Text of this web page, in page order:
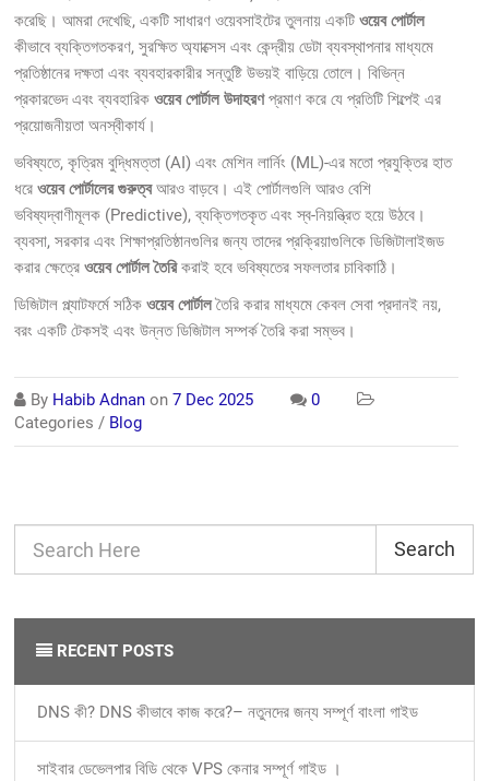
করেছি। আমরা দেখেছি, একটি সাধারণ ওয়েবসাইটের তুলনায় একটিওয়েব পোর্টাল
কীভাবে ব্যক্তিগতকরণ, সুরক্ষিত অ্যাক্সেস এবং কেন্দ্রীয় ডেটা ব্যবস্থাপনার মাধ্যমে
প্রতিষ্ঠানের দক্ষতা এবং ব্যবহারকারীর সন্তুষ্টি উভয়ই বাড়িয়ে তোলে। বিভিন্ন
প্রকারভেদ এবং ব্যবহারিকওয়েব পোর্টাল উদাহরণপ্রমাণ করে যে প্রতিটি শিল্পেই এর
প্রয়োজনীয়তা অনস্বীকার্য।
ভবিষ্যতে, কৃত্রিম বুদ্ধিমত্তা (AI) এবং মেশিন লার্নিং (ML)-এর মতো প্রযুক্তির হাত
ধরেওয়েব পোর্টালের গুরুত্বআরও বাড়বে। এই পোর্টালগুলি আরও বেশি
ভবিষ্যদ্বাণীমূলক (Predictive), ব্যক্তিগতকৃত এবং স্ব-নিয়ন্ত্রিত হয়ে উঠবে।
ব্যবসা, সরকার এবং শিক্ষাপ্রতিষ্ঠানগুলির জন্য তাদের প্রক্রিয়াগুলিকে ডিজিটালাইজড
করার ক্ষেত্রেওয়েব পোর্টাল তৈরিকরাই হবে ভবিষ্যতের সফলতার চাবিকাঠি।
ডিজিটাল প্ল্যাটফর্মে সঠিকওয়েব পোর্টালতৈরি করার মাধ্যমে কেবল সেবা প্রদানই নয়,
বরং একটি টেকসই এবং উন্নত ডিজিটাল সম্পর্ক তৈরি করা সম্ভব।
By Habib Adnan on7 Dec 2025
0
Categories / Blog
Search
RECENT POSTS
DNS কী? DNS কীভাবে কাজ করে?– নতুনদের জন্য সম্পূর্ণ বাংলা গাইড
সাইবার ডেভেলপার বিডি থেকে VPS কেনার সম্পূর্ণ গাইড ।